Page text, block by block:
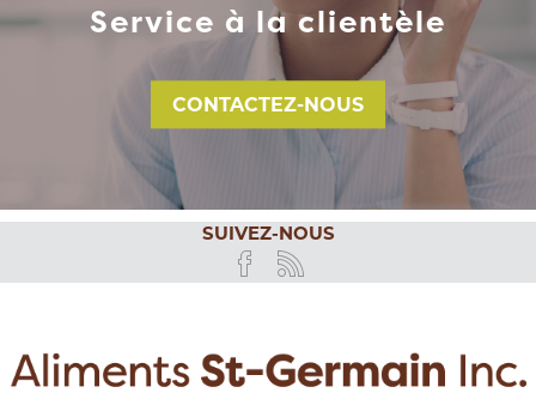
Service à la clientèle
CONTACTEZ-NOUS
SUIVEZ-NOUS